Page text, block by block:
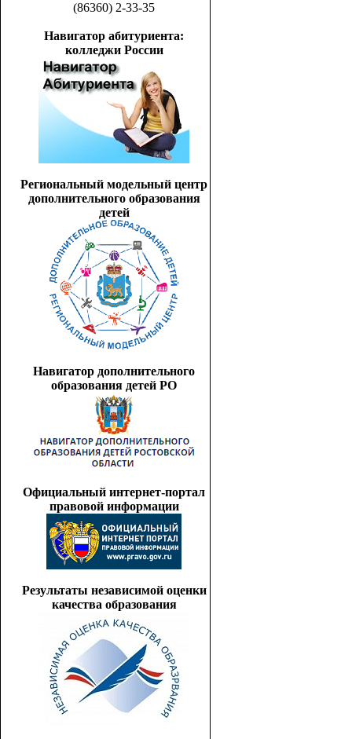
(86360) 2-33-35
Навигатор абитуриента:
колледжи России
Региональный модельный центр
дополнительного образования
детей
Навигатор дополнительного
образования детей РО
Официальный интернет-портал
правовой информации
Результаты независимой оценки
качества образования